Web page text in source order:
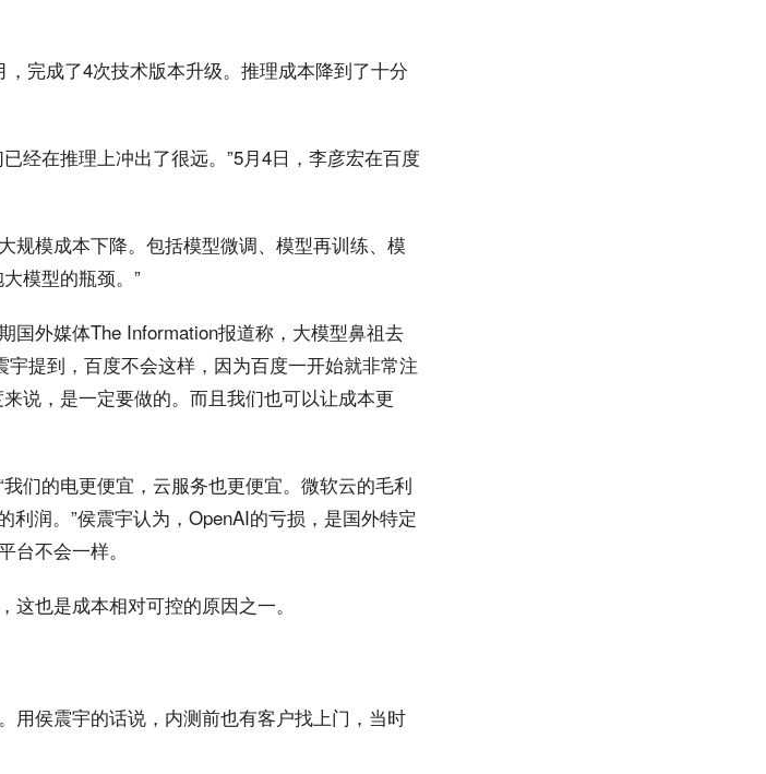
完成了4次技术版本升级。推理成本降到了十分
经在推理上冲出了很远。”5月4日，李彦宏在百度
规模成本下降。包括模型微调、模型再训练、模
模型的瓶颈。”
国外媒体The Information报道称，大模型鼻祖去
提到，百度不会这样，因为百度一开始就非常注
说，是一定要做的。而且我们也可以让成本更
们的电更便宜，云服务也更便宜。微软云的毛利
润。”侯震宇认为，OpenAI的亏损，是国外特定
台不会一样。
也是成本相对可控的原因之一。
用侯震宇的话说，内测前也有客户找上门，当时